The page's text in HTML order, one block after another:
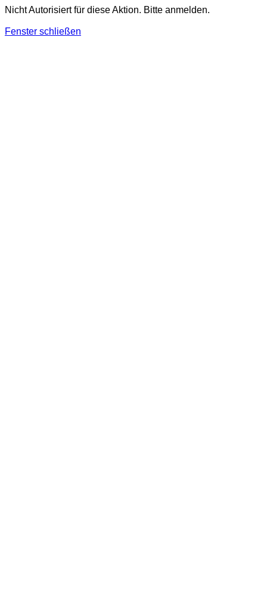
Nicht Autorisiert für diese Aktion. Bitte anmelden.
Fenster schließen